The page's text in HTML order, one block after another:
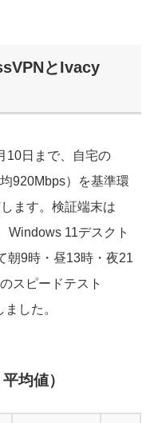
とIvacy
10日まで、自宅の
920Mbps）を基準環
ます。検証端末は
Windows 11デスクト
朝9時・昼13時・夜21
スピードテスト
した。
均値）